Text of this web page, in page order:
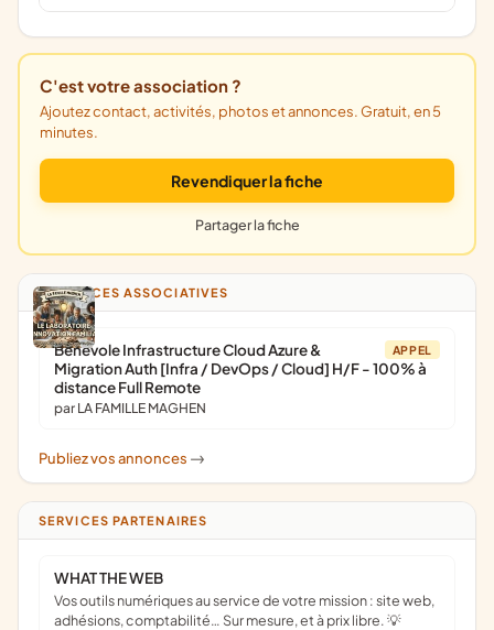
C'est votre association ?
Ajoutez contact, activités, photos et annonces. Gratuit, en 5
minutes.
Revendiquer la fiche
Partager la fiche
ANNONCES ASSOCIATIVES
APPEL
Bénévole Infrastructure Cloud Azure &
Migration Auth [Infra / DevOps / Cloud] H/F - 100% à
distance Full Remote
par LA FAMILLE MAGHEN
Publiez vos annonces ->
SERVICES PARTENAIRES
WHAT THE WEB
Vos outils numériques au service de votre mission : site web,
adhésions, comptabilité… Sur mesure, et à prix libre. 💡